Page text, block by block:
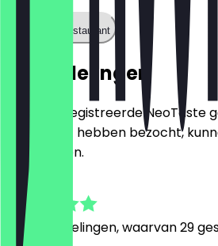
Bel het restaurant
Beoordelingen
Alleen geregistreerde NeoTaste
restaurant hebben bezocht,
achterlaten.
Beoordelingen, waarvan 29